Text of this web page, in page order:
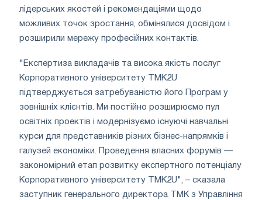
лідерських якостей і рекомендаціями щодо
можливих точок зростання, обмінялися досвідом і
розширили мережу професійних контактів.
"Експертиза викладачів та висока якість послуг
Корпоративного університету ТМК2U
підтверджується затребуваністю його Програм у
зовнішніх клієнтів. Ми постійно розширюємо пул
освітніх проектів і модернізуємо існуючі навчальні
курси для представників різних бізнес-напрямків і
галузей економіки. Проведення власних форумів —
закономірний етап розвитку експертного потенціалу
Корпоративного університету ТМК2U", – сказала
заступник генерального директора ТМК з Управління